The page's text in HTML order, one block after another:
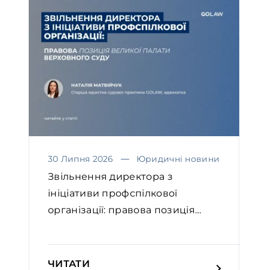
30 Липня 2026 Юридичні новини
Звільнення директора з
ініціативи профспілкової
організації: правова позиція
ЧИТАТИ